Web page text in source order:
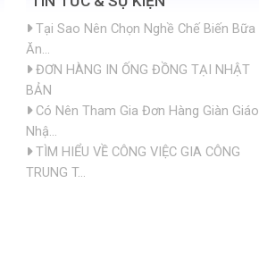
Tại Sao Nên Chọn Nghề Chế Biến Bữa
Ăn...
ĐƠN HÀNG IN ỐNG ĐỒNG TẠI NHẬT
BẢN
Có Nên Tham Gia Đơn Hàng Giàn Giáo
Nhậ...
TÌM HIỂU VỀ CÔNG VIỆC GIA CÔNG
TRUNG T...